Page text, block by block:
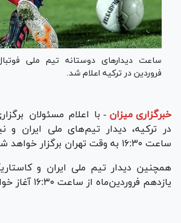
ساعت دیدار‌های دوستانه تیم ملی
فروردین در ترکیه اعلام شد.
خبرگزاری میزان - با اعلام مسئولان
در ترکیه، دیدار تیم‌های ملی ایران و
ساعت ۱۶:۳۰ به وقت تهران برگزار خواهد شد.
همچنین دیدار تیم ملی ایران و
یازدهم فروردین‌ماه از ساعت ۱۶:۳۰ آغاز خواهد شد.